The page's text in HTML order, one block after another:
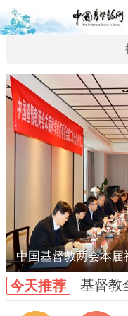
中国基督教两会本
南京召开
今天推荐 基督教